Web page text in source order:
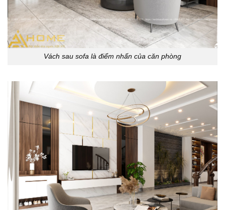
Vách sau sofa là điểm nhấn của căn phòng